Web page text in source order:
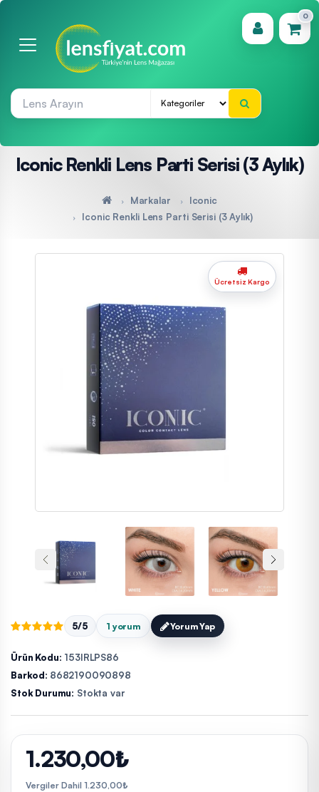
0
(0)
Iconic Renkli Lens Parti Serisi (3 Aylık)
Markalar
Iconic
Iconic Renkli Lens Parti Serisi (3 Aylık)
Ücretsiz Kargo
5/5 1 yorum Yorum Yap
Ürün Kodu: 153IRLPS86
Barkod: 8682190090898
Stok Durumu: Stokta var
1.230,00₺
Vergiler Dahil 1.230,00₺